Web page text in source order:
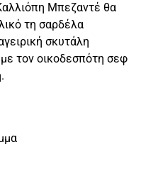
Μπεζαντέ θα
τη σαρδέλα
σκυτάλη
τον οικοδεσπότη σεφ